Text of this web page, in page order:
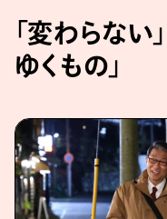
「変わらない
ゆくもの」